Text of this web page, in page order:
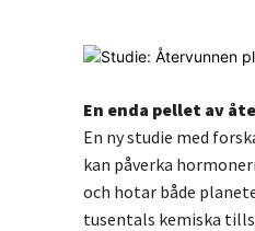
En enda pellet av
En ny studie med
kan påverka
och hotar både
tusentals kemiska